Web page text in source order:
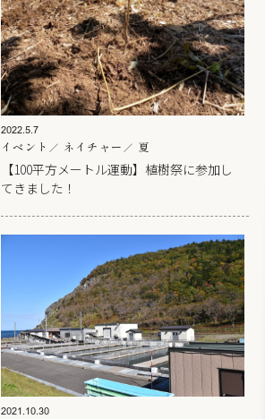
2022.5.7
イベント ネイチャー 夏
【100平方メートル運動】植樹祭に参加し
てきました！
2021.10.30